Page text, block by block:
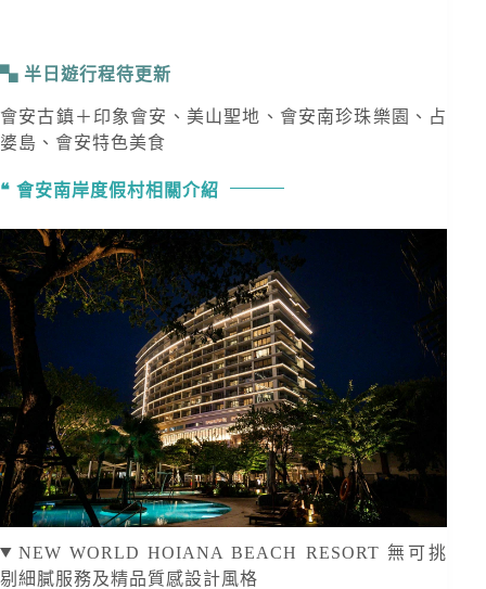
半日遊行程待更新
會安古鎮＋印象會安、美山聖地、會安南珍珠樂園、占
婆島、會安特色美食
會安南岸度假村相關介紹
NEW WORLD HOIANA BEACH RESORT 無可挑
剔細膩服務及精品質感設計風格